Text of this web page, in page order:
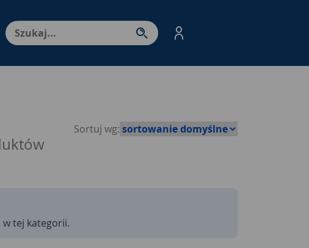
Enter - przejdź do strony produktów. Spacja – otwórz/
Sortuj wg:
tej kategorii.